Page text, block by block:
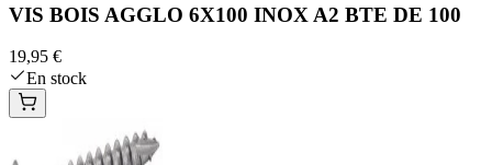
VIS BOIS AGGLO 6X100 INOX A2 BTE DE 100
19,95 €
En stock